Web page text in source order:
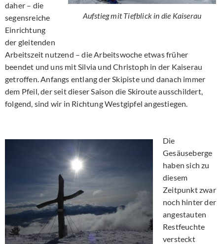
Aufstieg mit Tiefblick in die Kaiserau
daher – die
segensreiche
Einrichtung
der gleitenden
Arbeitszeit nutzend – die Arbeitswoche etwas früher
beendet und uns mit Silvia und Christoph in der Kaiserau
getroffen. Anfangs entlang der Skipiste und danach immer
dem Pfeil, der seit dieser Saison die Skiroute ausschildert,
folgend, sind wir in Richtung Westgipfel angestiegen.
Die
Gesäuseberge
haben sich zu
diesem
Zeitpunkt zwar
noch hinter der
angestauten
Restfeuchte
versteckt